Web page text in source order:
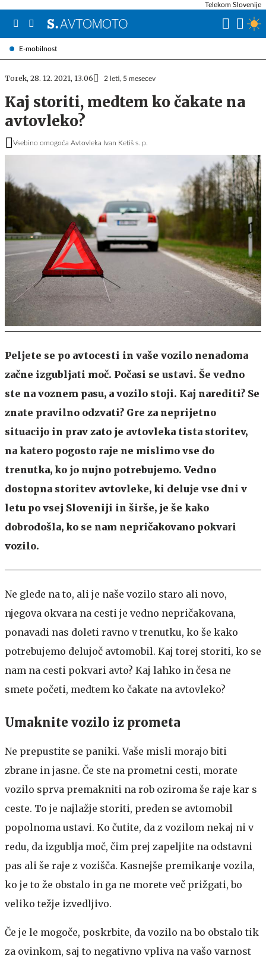
E-mobilnost
Telekom Slovenije
Torek, 28. 12. 2021, 13.06 2 leti, 5 mesecev
Kaj storiti, medtem ko čakate na
avtovleko?
Vsebino omogoča Avtovleka Ivan Ketiš s. p.
Peljete se po avtocesti in vaše vozilo nenadoma
začne izgubljati moč. Počasi se ustavi. Še vedno
ste na voznem pasu, a vozilo stoji. Kaj narediti? Se
znate pravilno odzvati? Gre za neprijetno
situacijo in prav zato je avtovleka tista storitev,
na katero pogosto raje ne mislimo vse do
trenutka, ko jo nujno potrebujemo. Vedno
dostopna storitev avtovleke, ki deluje vse dni v
letu po vsej Sloveniji in širše, je še kako
dobrodošla, ko se nam nepričakovano pokvari
vozilo.
Ne glede na to, ali je naše vozilo staro ali novo,
njegova okvara na cesti je vedno nepričakovana,
ponavadi nas doleti ravno v trenutku, ko še kako
potrebujemo delujoč avtomobil. Kaj torej storiti, ko se
nam na cesti pokvari avto? Kaj lahko in česa ne
smete početi, medtem ko čakate na avtovleko?
Umaknite vozilo iz prometa
Ne prepustite se paniki. Vaše misli morajo biti
zbrane in jasne. Če ste na prometni cesti, morate
vozilo sprva premakniti na rob oziroma še raje kar s
ceste. To je najlažje storiti, preden se avtomobil
popolnoma ustavi. Ko čutite, da z vozilom nekaj ni v
redu, da izgublja moč, čim prej zapeljite na odstavni
pas ali še raje z vozišča. Kasnejše premikanje vozila,
ko je to že obstalo in ga ne morete več prižgati, bo
veliko težje izvedljivo.
Če je le mogoče, poskrbite, da vozilo na bo obstalo tik
za ovinkom, saj to negativno vpliva na vašo varnost